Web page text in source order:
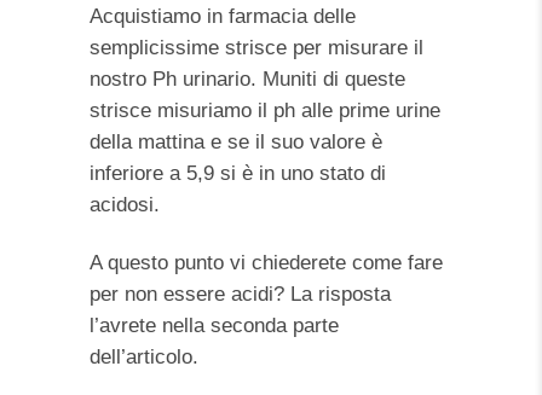
Acquistiamo in farmacia delle
semplicissime strisce per misurare il
nostro Ph urinario. Muniti di queste
strisce misuriamo il ph alle prime urine
della mattina e se il suo valore è
inferiore a 5,9 si è in uno stato di
acidosi.
A questo punto vi chiederete come fare
per non essere acidi? La risposta
l’avrete nella seconda parte
dell’articolo.